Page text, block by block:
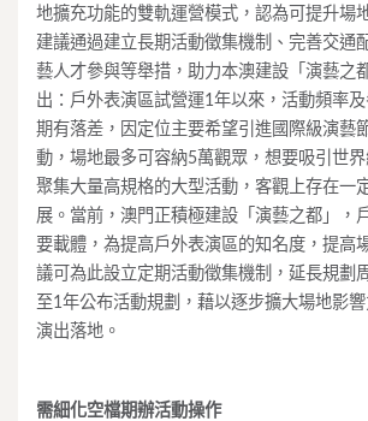
地擴充功能的雙軌運營模式，認為可提升場
建議通過建立長期活動徵集機制、完善交通
藝人才參與等舉措，助力本澳建設「演藝之
出：戶外表演區試營運1年以來，活動頻率
期有落差，因定位主要希望引進國際級演藝
動，場地最多可容納5萬觀眾，想要吸引世
聚集大量高規格的大型活動，客觀上存在一
展。當前，澳門正積極建設「演藝之都」，
要載體，為提高戶外表演區的知名度，提高
議可為此設立定期活動徵集機制，延長規劃
至1年公布活動規劃，藉以逐步擴大場地影
演出落地。
需細化空檔期辦活動操作